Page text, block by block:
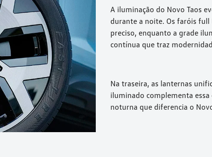
A iluminação do Novo Taos
durante a noite. Os faróis
preciso, enquanto a grade
contínua que traz
Na traseira, as lanternas
iluminado complementa
noturna que diferencia o